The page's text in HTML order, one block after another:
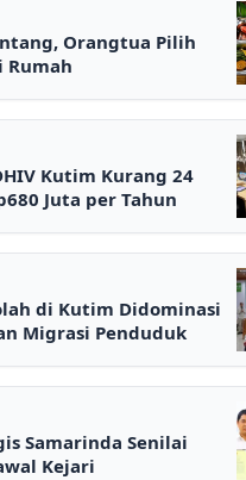
Orangtua Pilih
Rumah
Kutim Kurang 24
Juta per Tahun
di Kutim Didominasi
Migrasi Penduduk
Samarinda Senilai
Kejari